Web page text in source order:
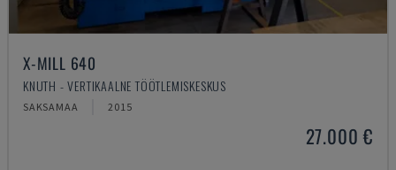
X-MILL 640
KNUTH - VERTIKAALNE TÖÖTLEMISKESKUS
SAKSAMAA 2015
27.000 €